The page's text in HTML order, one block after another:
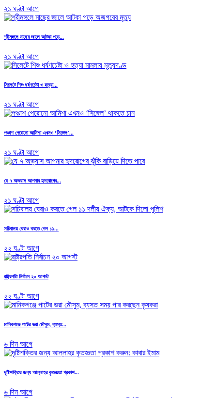
২১ ঘণ্টা আগে
শ্রীমঙ্গলে মাছের জালে আটকা পড়ে...
২১ ঘণ্টা আগে
সিলেটে শিশু ধর্ষণচেষ্টা ও হত্যা...
২১ ঘণ্টা আগে
পঞ্চাশ পেরোনো আমিশা এখনও ‘সিঙ্গেল’...
২১ ঘণ্টা আগে
যে ৭ অভ্যাস আপনার হৃদরোগের...
২১ ঘণ্টা আগে
সচিবালয় ঘেরাও করতে গেল ১১...
২২ ঘণ্টা আগে
রাষ্ট্রপতি নির্বাচন ২০ আগস্ট
২২ ঘণ্টা আগে
মানিকগঞ্জে পাটের ভরা মৌসুম, ব্যস্ত...
৬ দিন আগে
দৃষ্টিশক্তির জন্য আল্লাহর কৃতজ্ঞতা প্রকাশ...
৬ দিন আগে